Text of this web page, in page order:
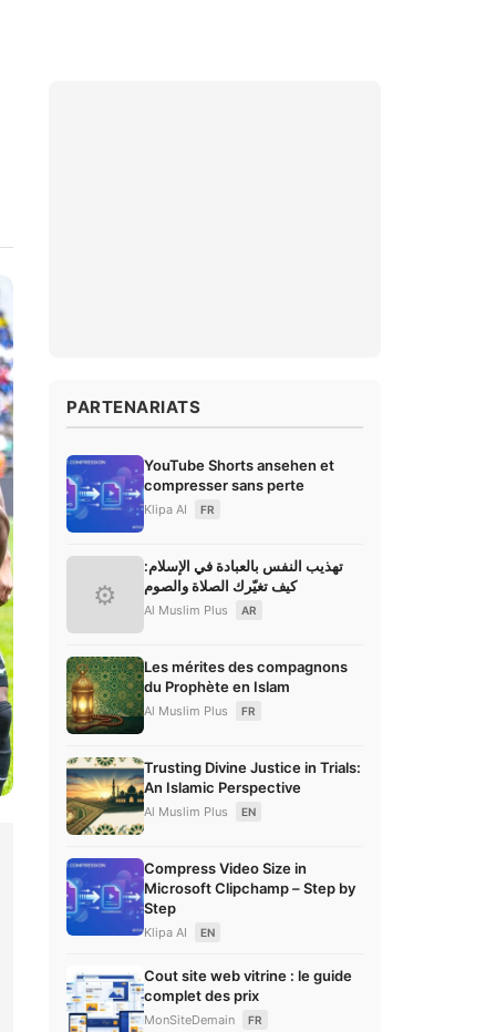
PARTENARIATS
YouTube Shorts ansehen et
compresser sans perte
Klipa AI FR
⚙
تهذيب النفس بالعبادة في الإسلام:
كيف تغيّرك الصلاة والصوم
Al Muslim Plus AR
Les mérites des compagnons
du Prophète en Islam
Al Muslim Plus FR
Trusting Divine Justice in Trials:
An Islamic Perspective
Al Muslim Plus EN
Compress Video Size in
Microsoft Clipchamp – Step by
Step
Klipa AI EN
Cout site web vitrine : le guide
complet des prix
MonSiteDemain FR